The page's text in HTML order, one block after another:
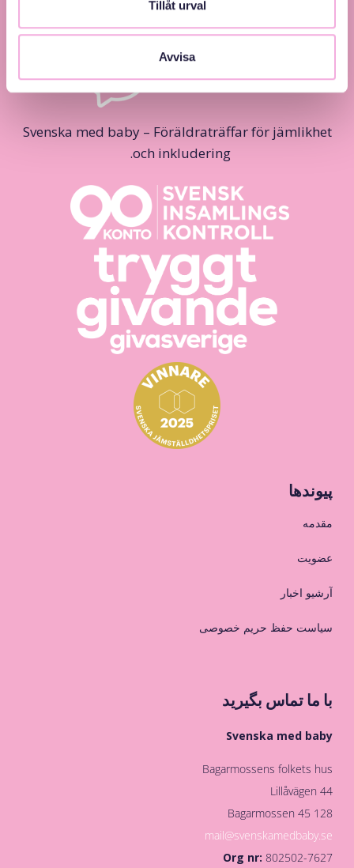
Tillåt urval
Avvisa
Svenska med baby – Föräldraträffar för jämlikhet
och inkludering.
پیوندها
مقدمه
عضویت
آرشیو اخبار
سیاست حفظ حریم خصوصی
با ما تماس بگیرید
Svenska med baby
Bagarmossens folkets hus
Lillåvägen 44
128 45 Bagarmossen
mail@svenskamedbaby.se
Org nr:802502-7627